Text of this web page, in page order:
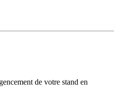
de votre stand en